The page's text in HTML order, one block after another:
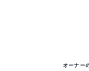
オーナー